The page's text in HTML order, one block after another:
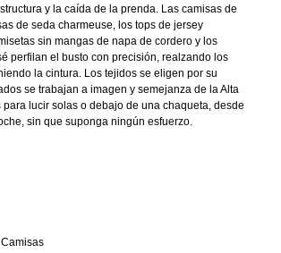
y la caída de la prenda. Las camisas de
de seda charmeuse, los tops de jersey
sin mangas de napa de cordero y los
perfilan el busto con precisión, realzando los
la cintura. Los tejidos se eligen por su
se trabajan a imagen y semejanza de la Alta
para lucir solas o debajo de una chaqueta, desde
sin que suponga ningún esfuerzo.